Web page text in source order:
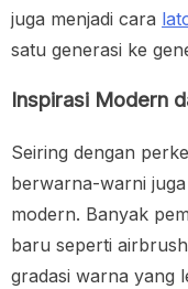
juga menjadi cara
satu generasi ke
Inspirasi Modern
Seiring dengan
berwarna-warni
modern. Banyak
baru seperti
gradasi warna yang